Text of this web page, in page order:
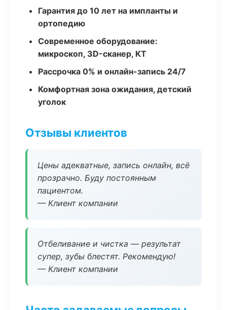
Гарантия до 10 лет на импланты и
ортопедию
Современное оборудование:
микроскоп, 3D-сканер, КТ
Рассрочка 0% и онлайн-запись 24/7
Комфортная зона ожидания, детский
уголок
Отзывы клиентов
Цены адекватные, запись онлайн, всё
прозрачно. Буду постоянным
пациентом.
— Клиент компании
Отбеливание и чистка — результат
супер, зубы блестят. Рекомендую!
— Клиент компании